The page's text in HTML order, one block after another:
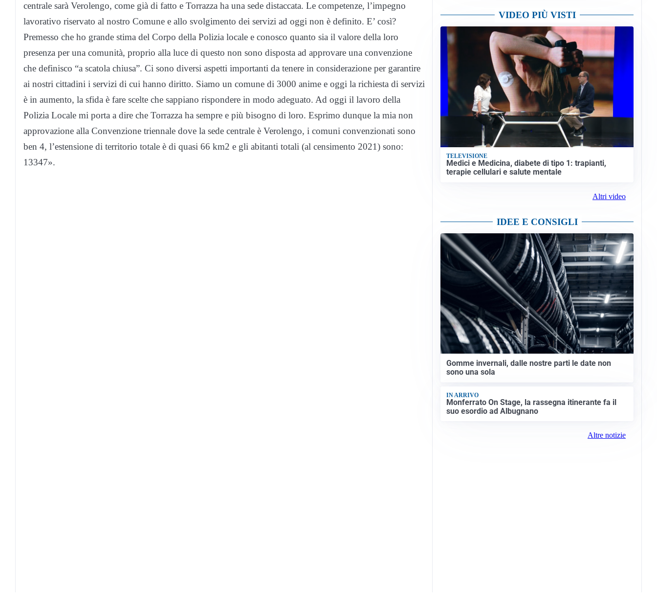
centrale sarà Verolengo, come già di fatto e Torrazza ha una sede distaccata. Le competenze, l’impegno
lavorativo riservato al nostro Comune e allo svolgimento dei servizi ad oggi non è definito. E’ così?
Premesso che ho grande stima del Corpo della Polizia locale e conosco quanto sia il valore della loro
presenza per una comunità, proprio alla luce di questo non sono disposta ad approvare una convenzione
che definisco “a scatola chiusa”. Ci sono diversi aspetti importanti da tenere in considerazione per garantire
ai nostri cittadini i servizi di cui hanno diritto. Siamo un comune di 3000 anime e oggi la richiesta di servizi
è in aumento, la sfida è fare scelte che sappiano rispondere in modo adeguato. Ad oggi il lavoro della
Polizia Locale mi porta a dire che Torrazza ha sempre e più bisogno di loro. Esprimo dunque la mia non
approvazione alla Convenzione triennale dove la sede centrale è Verolengo, i comuni convenzionati sono
ben 4, l’estensione di territorio totale è di quasi 66 km2 e gli abitanti totali (al censimento 2021) sono:
13347».
VIDEO PIÙ VISTI
TELEVISIONE
Medici e Medicina, diabete di tipo 1: trapianti,
terapie cellulari e salute mentale
Altri video
IDEE E CONSIGLI
Gomme invernali, dalle nostre parti le date non
sono una sola
IN ARRIVO
Monferrato On Stage, la rassegna itinerante fa il
suo esordio ad Albugnano
Altre notizie